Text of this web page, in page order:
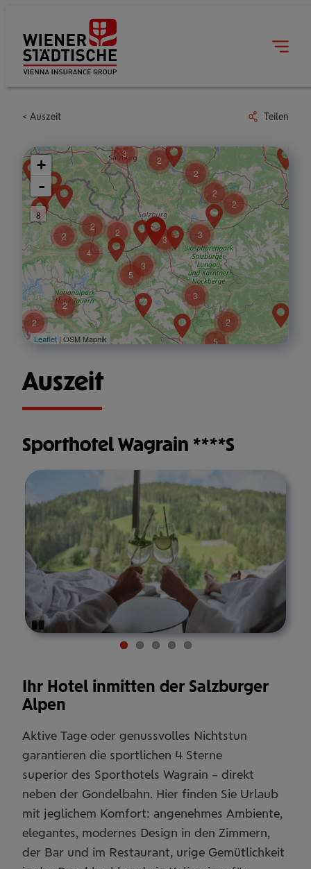
Auszeit Teilen
2
2
2
2
2
4
3
2
5
2
2
3
3
5
3
3
2
2
+
-
8
Leaflet| OSM Mapnik
Auszeit
Sporthotel Wagrain ****S
Ihr Hotel inmitten der Salzburger
Alpen
Aktive Tage oder genussvolles Nichtstun
garantieren die sportlichen 4 Sterne
superior des Sporthotels Wagrain – direkt
neben der Gondelbahn. Hier finden Sie Urlaub
mit jeglichem Komfort: angenehmes Ambiente,
elegantes, modernes Design in den Zimmern,
der Bar und im Restaurant, urige Gemütlichkeit